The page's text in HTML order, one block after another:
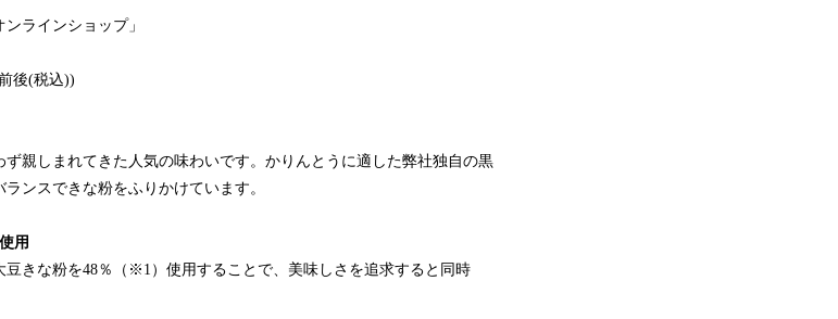
ラインショップ」
後(税込))
親しまれてきた人気の味わいです。かりんとうに適した弊社独自の黒
ンスできな粉をふりかけています。
用
きな粉を48％（※1）使用することで、美味しさを追求すると同時